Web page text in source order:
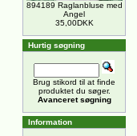
894189 Raglanbluse med
Angel
35,00DKK
Hurtig søgning
Brug stikord til at finde
produktet du søger.
Avanceret søgning
Information